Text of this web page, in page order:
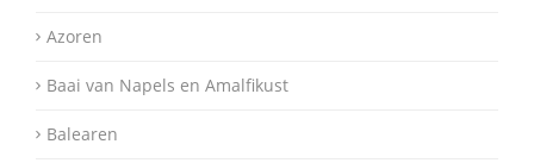
Azoren
Baai van Napels en Amalfikust
Balearen